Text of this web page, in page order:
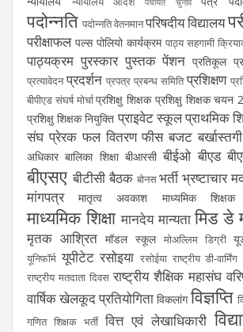
पदोन्नति पदोन्नति वेतनमानपरिषदीय विद्यालय
परीक्षाफल पल्स पोलियो कार्यक्रम पाठ्य सहगामी
पाठ्यक्रम पुरस्कार पुस्तक पेंशन प्रतिकूल
प्रत्यावेदन प्रदर्शन प्रपत्र प्रबन्ध समिति प्रशिक्षण
बीपीएड संघर्ष मोर्चा प्रशिक्षु शिक्षक प्रशिक्षु शिक्षक चयन
प्रशिक्षु शिक्षक नियुक्ति प्राइवेट स्कूलप्राथमिक
संघ प्रेरक फल वितरण फीस बजट बर्खास्तगी
अधिकार बालिका शिक्षा बीआरसी बीईओ बीएड
बीएसए बीटीसी बैठक बोनस भर्ती भ्रष्टाचार
मांगपत्र
मातृत्व अवकाश माध्यमिक
माध्यमिक शिक्षा मानदेय मान्यता मिड डे
मृतक आश्रित मॉडल स्कूल मोअल्लिम डिग्री
यूनिफॉर्म यूपीटेट रसोइया रसोईया राष्ट्रीय डी-
राष्ट्रीय मतदाता दिवस राष्ट्रीय शैक्षिक महासंघ
वार्षिक खेलकूद प्रतियोगिता विकलांग विज्ञप्ति
गणित शिक्षक भर्ती वित्त एवं लेखाधिकारी